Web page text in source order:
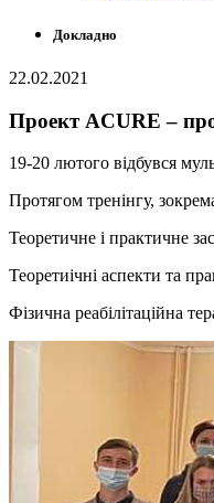
Докладно
22.02.2021
Проект ACURE –
19-20 лютого відбувся
Протягом тренінгу,
Теоретичне і практичне
Теоретиічні аспекти та
Фізична реабілітаційна